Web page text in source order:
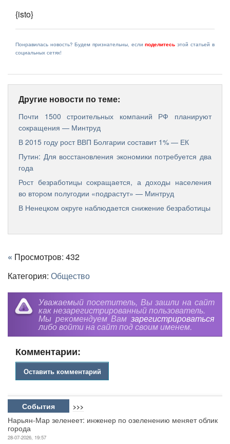
{isto}
Понравилась новость? Будем признательны, еслиподелитесь этой статьей в
социальных сетях!
Другие новости по теме:
Почти 1500 строительных компаний РФ планируют
сокращения — Минтруд
В 2015 году рост ВВП Болгарии составит 1% — ЕК
Путин: Для восстановления экономики потребуется два
года
Рост безработицы сокращается, а доходы населения
во втором полугодии «подрастут» — Минтруд
В Ненецком округе наблюдается снижение безработицы
« Просмотров: 432
Категория: Общество
Уважаемый посетитель, Вы зашли на сайт
как незарегистрированный пользователь.
Мы рекомендуем Вам зарегистрироваться
либо войти на сайт под своим именем.
Комментарии:
Оставить комментарий
События >>>
Нарьян-Мар зеленеет: инженер по озеленению меняет облик
города
28-07-2026, 19:57